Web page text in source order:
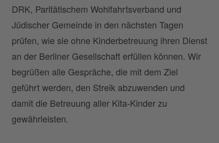
DRK, Paritätischem Wohlfahrtsverband und
Jüdischer Gemeinde in den nächsten Tagen
prüfen, wie sie ohne Kinderbetreuung ihren Dienst
an der Berliner Gesellschaft erfüllen können. Wir
begrüßen alle Gespräche, die mit dem Ziel
geführt werden, den Streik abzuwenden und
damit die Betreuung aller Kita-Kinder zu
gewährleisten.